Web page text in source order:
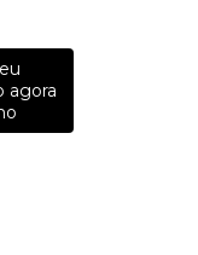
agora